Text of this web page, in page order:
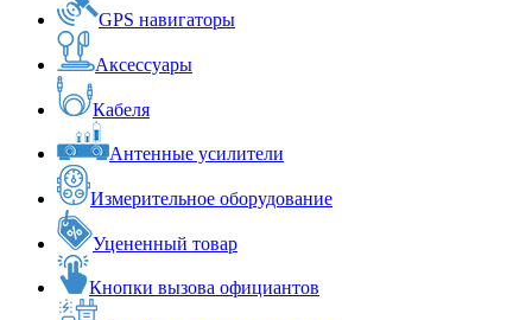
GPS навигаторы
Аксессуары
Кабеля
Антенные усилители
Измерительное оборудование
Уцененный товар
Кнопки вызова официантов